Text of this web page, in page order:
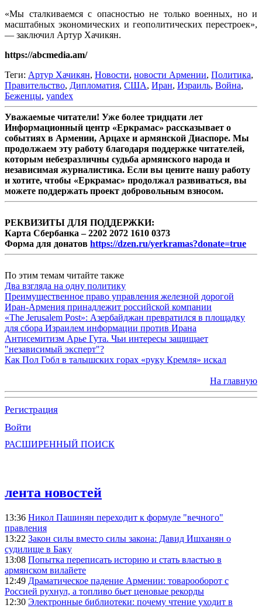
«Мы сталкиваемся с опасностью не только военных, но и
масштабных экономических и геополитических перестроек»,
— заключил Артур Хачикян.
https://abcmedia.am/
Теги: Артур Хачикян, Новости, новости Армении, Политика,
Правительство, Дипломатия, США, Иран, Израиль, Война,
Беженцы, yandex
Уважаемые читатели! Уже более тридцати лет
Информационный центр «Еркрамас» рассказывает о
событиях в Армении, Арцахе и армянской Диаспоре. Мы
продолжаем эту работу благодаря поддержке читателей,
которым небезразличны судьба армянского народа и
независимая журналистика. Если вы цените нашу работу
и хотите, чтобы «Еркрамас» продолжал развиваться, вы
можете поддержать проект добровольным взносом.
РЕКВИЗИТЫ ДЛЯ ПОДДЕРЖКИ:
Карта Сбербанка – 2202 2072 1610 0373
Форма для донатов https://dzen.ru/yerkramas?donate=true
По этим темам читайте также
Два взгляда на одну политику
Преимущественное право управления железной дорогой
Иран-Армения принадлежит российской компании
«The Jerusalem Post»: Азербайджан превратился в площадку
для сбора Израилем информации против Ирана
Антисемитизм Арье Гута. Чьи интересы защищает
"независимый эксперт"?
Как Пол Гобл в талышских горах «руку Кремля» искал
На главную
Регистрация
Войти
РАСШИРЕННЫЙ ПОИСК
лента новостей
13:36 Никол Пашинян переходит к формуле "вечного"
правления
13:22 Закон силы вместо силы закона: Давид Ишханян о
судилище в Баку
13:08 Попытка переписать историю и стать властью в
армянском вилайете
12:49 Драматическое падение Армении: товарооборот с
Россией рухнул, а топливо бьет ценовые рекорды
12:30 Электронные библиотеки: почему чтение уходит в